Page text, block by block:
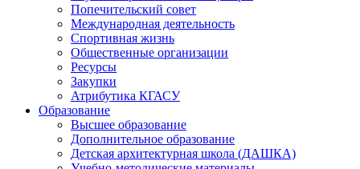
Попечительский совет
Международная деятельность
Спортивная жизнь
Общественные организации
Ресурсы
Закупки
Атрибутика КГАСУ
Образование
Высшее образование
Дополнительное образование
Детская архитектурная школа (ДАШКА)